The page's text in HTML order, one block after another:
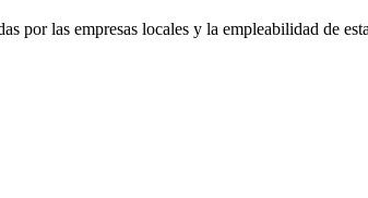
por las empresas locales y la empleabilidad de